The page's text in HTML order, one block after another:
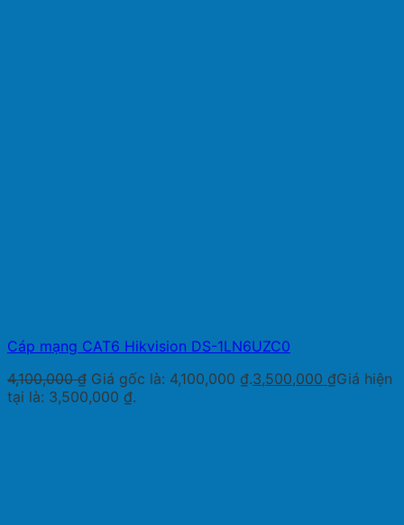
Cáp mạng CAT6 Hikvision DS-1LN6UZC0
4,100,000₫ Giá gốc là: 4,100,000 ₫.3,500,000 ₫Giá hiện
tại là: 3,500,000 ₫.